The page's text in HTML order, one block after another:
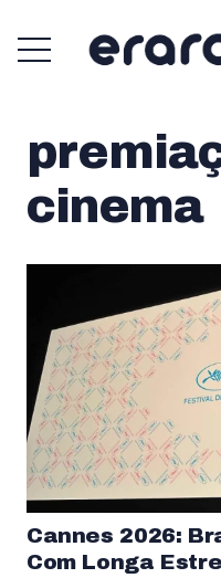
cinema
Cannes 2026:
Com Longa